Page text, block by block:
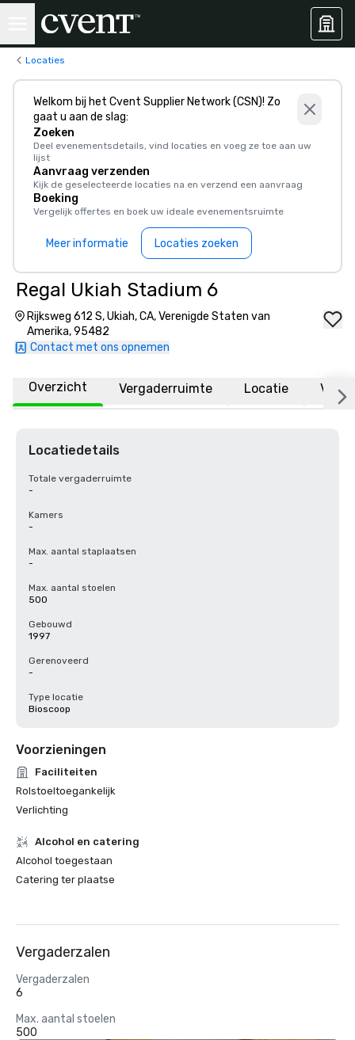
Locaties
Welkom bij het Cvent Supplier Network (CSN)! Zo
gaat u aan de slag:
Zoeken
Deel evenementsdetails, vind locaties en voeg ze toe aan uw
lijst
Aanvraag verzenden
Kijk de geselecteerde locaties na en verzend een aanvraag
Boeking
Vergelijk offertes en boek uw ideale evenementsruimte
Meer informatie Locaties zoeken
Regal Ukiah Stadium 6
Rijksweg 612 S, Ukiah, CA, Verenigde Staten van
Amerika, 95482
Contact met ons opnemen
Overzicht Vergaderruimte Locatie
Locatiedetails
Totale vergaderruimte
-
Kamers
-
Max. aantal staplaatsen
-
Max. aantal stoelen
500
Gebouwd
1997
Gerenoveerd
-
Type locatie
Bioscoop
Voorzieningen
Faciliteiten
Rolstoeltoegankelijk
Verlichting
Alcohol en catering
Alcohol toegestaan
Catering ter plaatse
Vergaderzalen
Vergaderzalen
6
Max. aantal stoelen
500